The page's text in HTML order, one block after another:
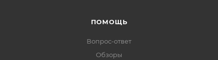
Есть ли гарантия и возврат?
Да, на товар действует гарантия производителя, а
вернуть его можно по правилам магазина. Условия
ПОМОЩЬ
Вопрос-ответ
Обзоры